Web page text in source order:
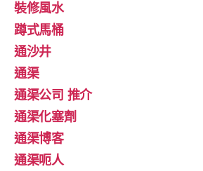
裝修風水
蹲式馬桶
通沙井
通渠
通渠公司 推介
通渠化塞劑
通渠博客
通渠呃人